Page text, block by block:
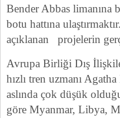
Bender Abbas limanına
botu hattına
açıklanan projelerin
Avrupa Birliği Dış
hızlı tren uzmanı
aslında çok düşük
göre Myanmar, Libya,